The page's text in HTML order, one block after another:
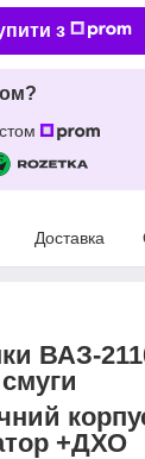
з
Доставка
ВАЗ-
смуги
+ДХО